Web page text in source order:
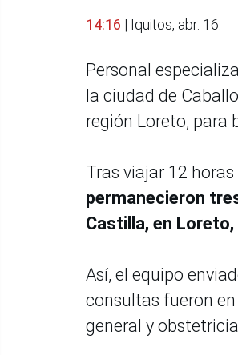
14:16 | Iquitos, abr. 16.
Personal
la ciudad de
región Loreto, para
Tras viajar 12
permanecieron
Castilla, en Loreto,
Así, el equipo
consultas fueron
general y